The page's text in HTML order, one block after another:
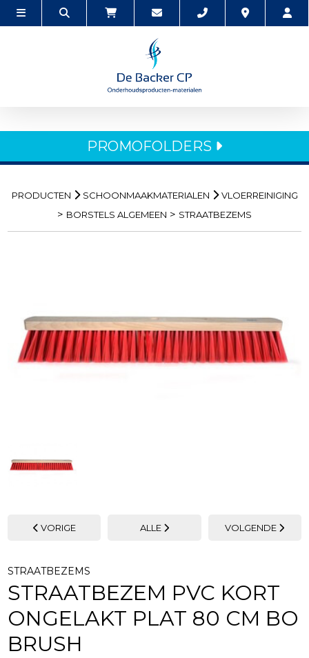
PROMOFOLDERS
PRODUCTEN SCHOONMAAKMATERIALEN VLOERREINIGING
> BORSTELS ALGEMEEN > STRAATBEZEMS
VORIGE ALLE VOLGENDE
STRAATBEZEMS
STRAATBEZEM PVC KORT
ONGELAKT PLAT 80 CM BO
BRUSH